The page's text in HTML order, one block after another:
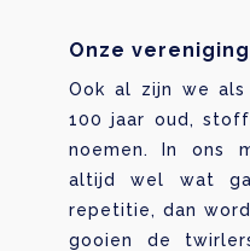
Onze vereniging
Ook al zijn we
100 jaar oud,
noemen. In ons
altijd wel wat
repetitie, dan
gooien de